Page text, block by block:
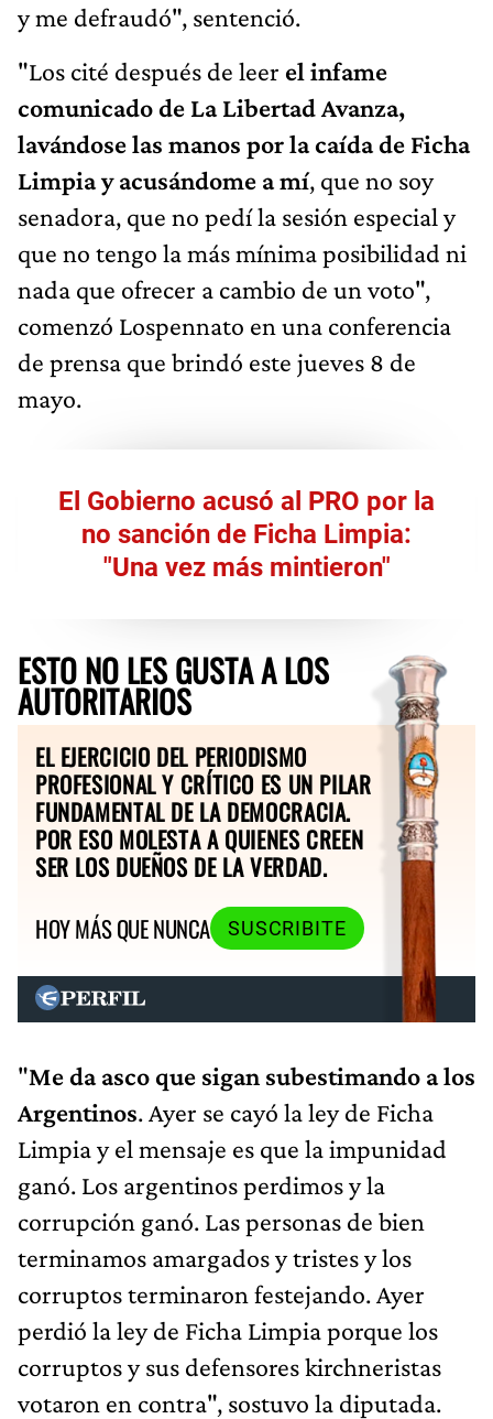
y me defraudó", sentenció.
"Los cité después de leer el infame
comunicado de La Libertad Avanza,
lavándose las manos por la caída de Ficha
Limpia y acusándome a mí, que no soy
senadora, que no pedí la sesión especial y
que no tengo la más mínima posibilidad ni
nada que ofrecer a cambio de un voto",
comenzó Lospennato en una conferencia
de prensa que brindó este jueves 8 de
mayo.
El Gobierno acusó al PRO por la
no sanción de Ficha Limpia:
"Una vez más mintieron"
ESTO NO LES GUSTA A LOS
AUTORITARIOS
EL EJERCICIO DEL PERIODISMO
PROFESIONAL Y CRÍTICO ES UN PILAR
FUNDAMENTAL DE LA DEMOCRACIA.
POR ESO MOLESTA A QUIENES CREEN
SER LOS DUEÑOS DE LA VERDAD.
HOY MÁS QUE NUNCA
SUSCRIBITE
"Me da asco que sigan subestimando a los
Argentinos. Ayer se cayó la ley de Ficha
Limpia y el mensaje es que la impunidad
ganó. Los argentinos perdimos y la
corrupción ganó. Las personas de bien
terminamos amargados y tristes y los
corruptos terminaron festejando. Ayer
perdió la ley de Ficha Limpia porque los
corruptos y sus defensores kirchneristas
votaron en contra", sostuvo la diputada.